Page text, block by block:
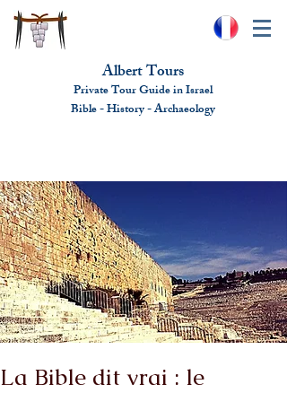
Albert Tours
Private Tour Guide in Israel
Bible - History - Archaeology
La Bible dit vrai : le